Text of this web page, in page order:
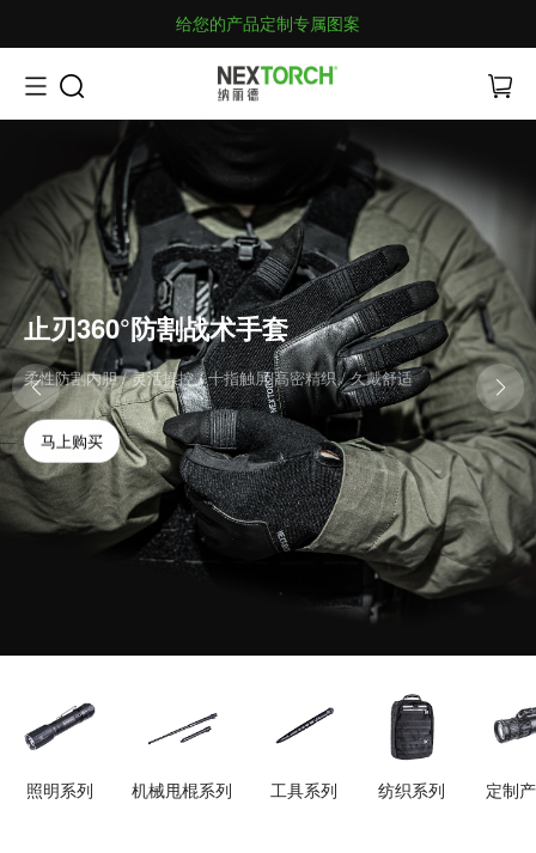
给您的产品定制专属图案
止刃360°防割战术手套
柔性防割内胆 / 灵活操控 / 十指触屏|高密精织 / 久戴舒适
马上购买
照明系列 机械甩棍系列 工具系列 纺织系列 定制